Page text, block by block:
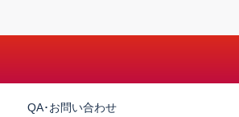
QA･お問い合わせ